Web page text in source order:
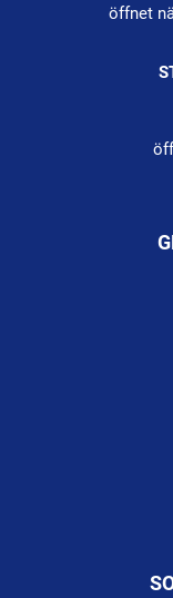
öffnet
Klicken,